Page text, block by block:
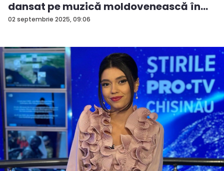
02 septembrie 2025, 09:06
dansat pe muzică moldovenească în...